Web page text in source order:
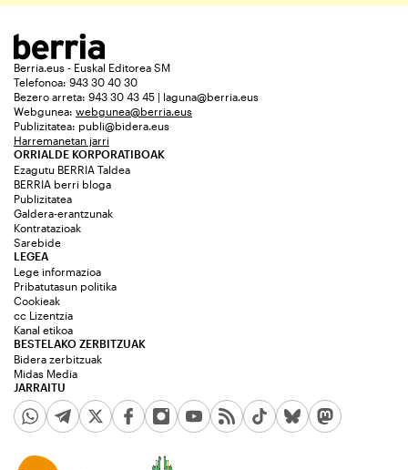
Berria.eus - Euskal Editorea SM
Telefonoa: 943 30 40 30
Bezero arreta: 943 30 43 45 | laguna@berria.eus
Webgunea: webgunea@berria.eus
Publizitatea: publi@bidera.eus
Harremanetan jarri
ORRIALDE KORPORATIBOAK
Ezagutu BERRIA Taldea
BERRIA berri bloga
Publizitatea
Galdera-erantzunak
Kontratazioak
Sarebide
JARRAITU
LEGEA
Lege informazioa
Pribatutasun politika
Cookieak
cc Lizentzia
Kanal etikoa
BESTELAKO ZERBITZUAK
Bidera zerbitzuak
Midas Media